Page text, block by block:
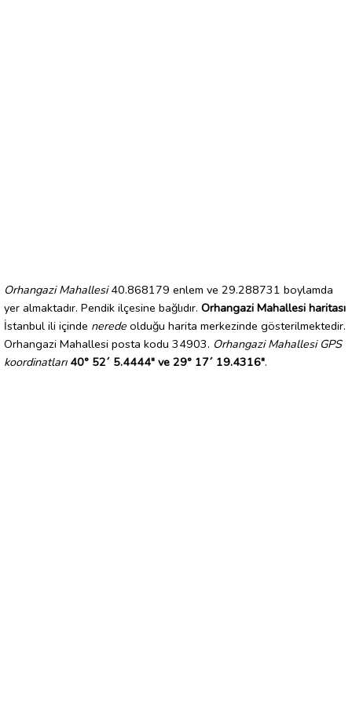
Orhangazi Mahallesi40.868179 enlem ve 29.288731 boylamda
yer almaktadır. Pendik ilçesine bağlıdır. Orhangazi Mahallesi haritası
İstanbul ili içinde nerede olduğu harita merkezinde gösterilmektedir.
Orhangazi Mahallesi posta kodu 34903. Orhangazi Mahallesi GPS
koordinatları 40° 52´ 5.4444" ve 29° 17´ 19.4316".